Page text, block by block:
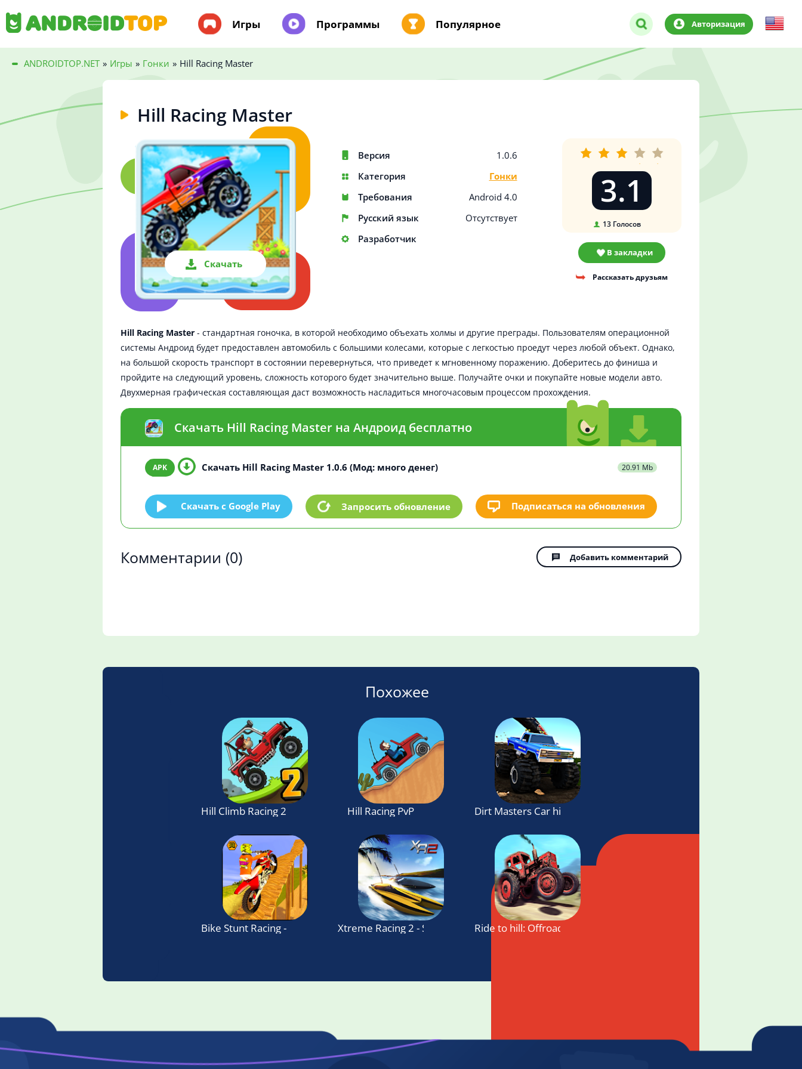
Игры Программы Популярное Авторизация
ANDROIDTOP.NET » Игры » Гонки » Hill Racing Master
Hill Racing Master
Скачать
Версия
1.0.6
Категория
Гонки
Требования
Android 4.0
Русский язык
Отсутствует
Разработчик
3.1
13 Голосов
В закладки
Рассказать друзьям
Hill Racing Master - стандартная гоночка, в которой необходимо объехать холмы и другие преграды. Пользователям операционной
системы Андроид будет предоставлен автомобиль с большими колесами, которые с легкостью проедут через любой объект. Однако,
на большой скорость транспорт в состоянии перевернуться, что приведет к мгновенному поражению. Доберитесь до финиша и
пройдите на следующий уровень, сложность которого будет значительно выше. Получайте очки и покупайте новые модели авто.
Двухмерная графическая составляющая даст возможность насладиться многочасовым процессом прохождения.
Скачать Hill Racing Master на Андроид бесплатно
Скачать Hill Racing Master 1.0.6 (Мод: много денег) 20.91 Mb
Скачать c Google Play Запросить обновление Подписаться на обновления
Комментарии (0) Добавить комментарий
Похожее
Hill Climb Racing 2 Hill Racing PvP Dirt Masters Car hill Racing
Bike Stunt Racing - Offroad Tricks Master 2018Xtreme Racing 2 - Speed RC boat racing simulator
Ride to hill: Offroad Hill Climb